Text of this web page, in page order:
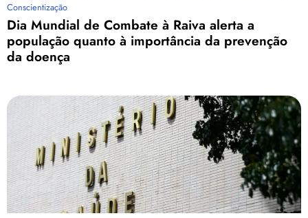
Conscientização
Dia Mundial de Combate à Raiva alerta a
população quanto à importância da prevenção
da doença